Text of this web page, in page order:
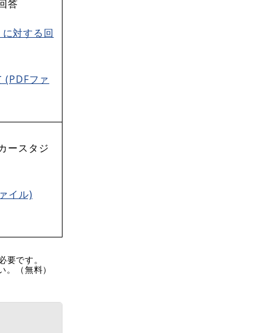
答
対する回
(PDFファ
ースタジ
イル)
です。
（無料）